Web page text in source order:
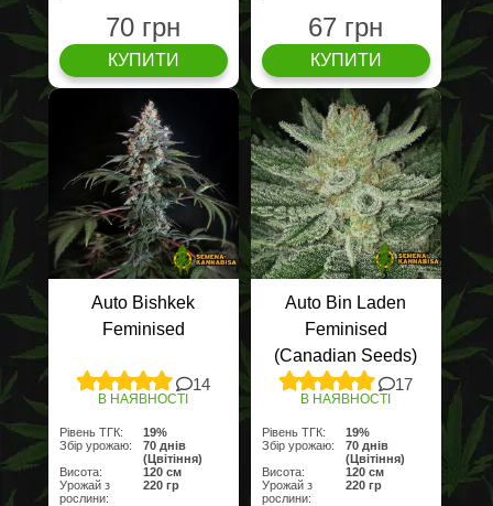
70 грн
КУПИТИ
67 грн
КУПИТИ
Auto Bishkek
Feminised
14
В НАЯВНОСТІ
Рівень ТГК:
19%
Збір урожаю:
70 днів
(Цвітіння)
Висота:
120 см
Урожай з
рослини:
220 гр
Auto Bin Laden
Feminised
(Canadian Seeds)
17
В НАЯВНОСТІ
Рівень ТГК:
19%
Збір урожаю:
70 днів
(Цвітіння)
Висота:
120 см
Урожай з
рослини:
220 гр